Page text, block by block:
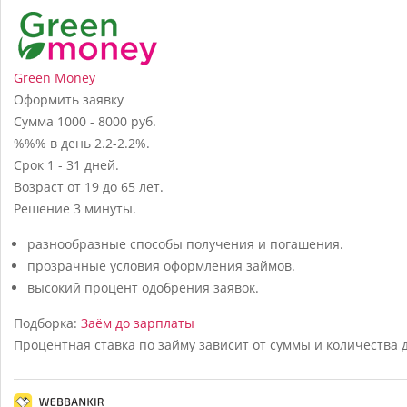
Green Money
Оформить заявку
Сумма 1000 - 8000 руб.
%%% в день 2.2-2.2%.
Срок 1 - 31 дней.
Возраст от 19 до 65 лет.
Решение 3 минуты.
разнообразные способы получения и погашения.
прозрачные условия оформления займов.
высокий процент одобрения заявок.
Подборка: Заём до зарплаты
Процентная ставка по займу зависит от суммы и количества